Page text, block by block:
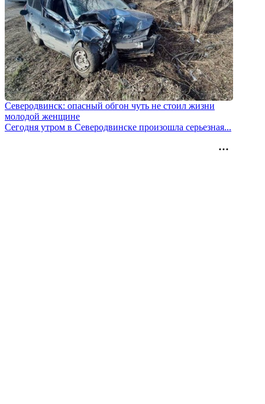
Северодвинск: опасный обгон чуть не стоил жизни
молодой женщине
Сегодня утром в Северодвинске произошла серьезная...